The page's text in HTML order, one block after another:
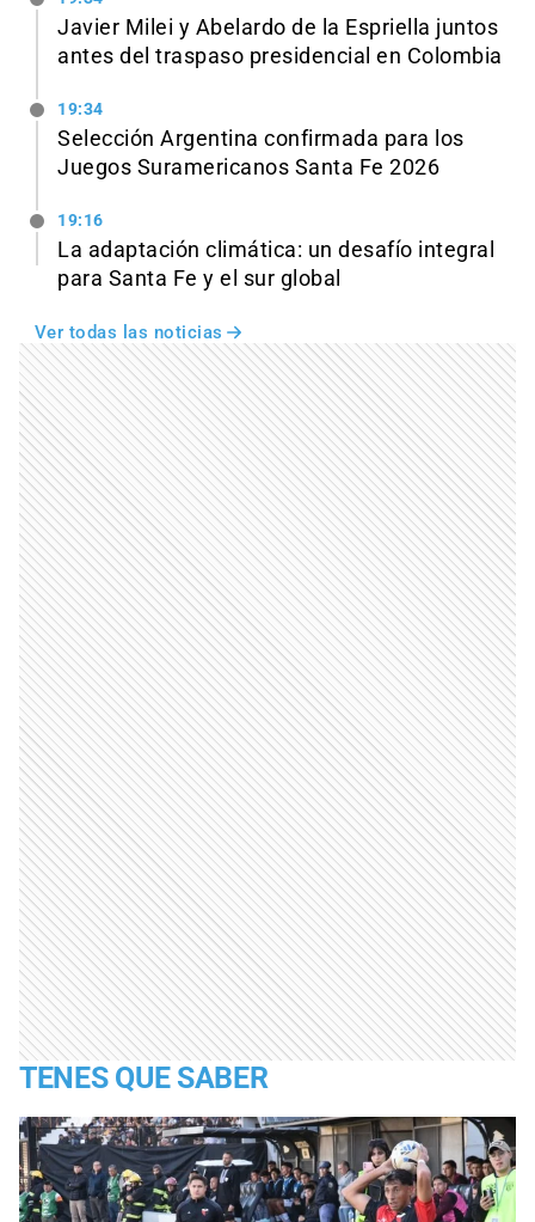
Javier Milei y Abelardo de la Espriella juntos
antes del traspaso presidencial en Colombia
19:34
Selección Argentina confirmada para los
Juegos Suramericanos Santa Fe 2026
19:16
La adaptación climática: un desafío integral
para Santa Fe y el sur global
Ver todas las noticias
TENES QUE SABER